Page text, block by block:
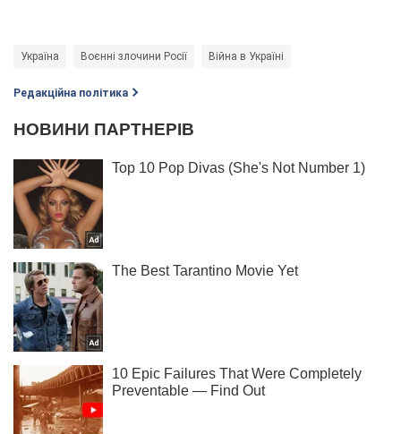
Україна Воєнні злочини Росії Війна в Україні
Редакційна політика